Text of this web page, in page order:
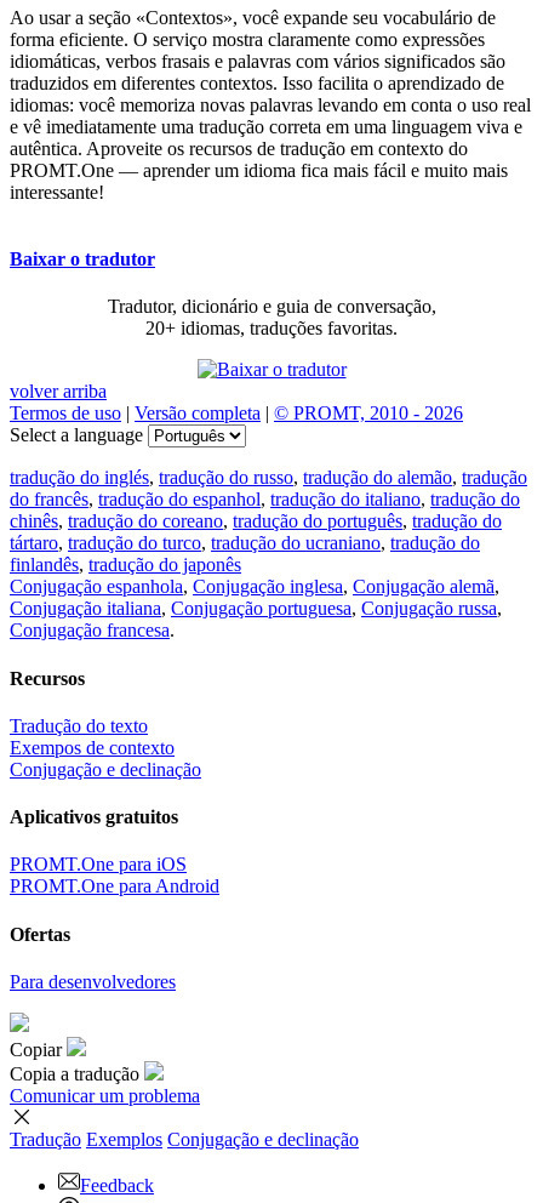
Ao usar a seção «Contextos», você expande seu vocabulário de
forma eficiente. O serviço mostra claramente como expressões
idiomáticas, verbos frasais e palavras com vários significados são
traduzidos em diferentes contextos. Isso facilita o aprendizado de
idiomas: você memoriza novas palavras levando em conta o uso real
e vê imediatamente uma tradução correta em uma linguagem viva e
autêntica. Aproveite os recursos de tradução em contexto do
PROMT.One — aprender um idioma fica mais fácil e muito mais
interessante!
Baixar o tradutor
Tradutor, dicionário e guia de conversação,
20+ idiomas, traduções favoritas.
volver arriba
Termos de uso | Versão completa | © PROMT, 2010 - 2026
Select a language
tradução do inglés, tradução do russo, tradução do alemão, tradução
do francês, tradução do espanhol, tradução do italiano, tradução do
chinês, tradução do coreano, tradução do português, tradução do
tártaro, tradução do turco, tradução do ucraniano, tradução do
finlandês, tradução do japonês
Conjugação espanhola, Conjugação inglesa, Conjugação alemã,
Conjugação italiana, Conjugação portuguesa, Conjugação russa,
Conjugação francesa.
Recursos
Tradução do texto
Exempos de contexto
Conjugação e declinação
Aplicativos gratuitos
PROMT.One para iOS
PROMT.One para Android
Ofertas
Para desenvolvedores
Copiar
Copia a tradução
Comunicar um problema
Tradução Exemplos Conjugação e declinação
Feedback